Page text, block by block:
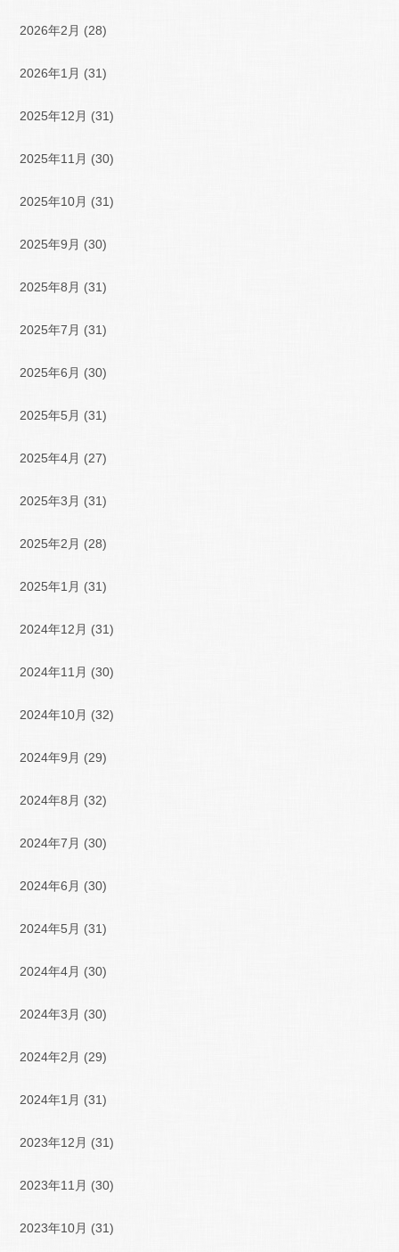
2026年2月 (28)
2026年1月 (31)
2025年12月 (31)
2025年11月 (30)
2025年10月 (31)
2025年9月 (30)
2025年8月 (31)
2025年7月 (31)
2025年6月 (30)
2025年5月 (31)
2025年4月 (27)
2025年3月 (31)
2025年2月 (28)
2025年1月 (31)
2024年12月 (31)
2024年11月 (30)
2024年10月 (32)
2024年9月 (29)
2024年8月 (32)
2024年7月 (30)
2024年6月 (30)
2024年5月 (31)
2024年4月 (30)
2024年3月 (30)
2024年2月 (29)
2024年1月 (31)
2023年12月 (31)
2023年11月 (30)
2023年10月 (31)